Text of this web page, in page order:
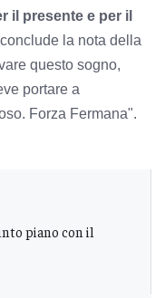
il presente e per il
la nota della
questo sogno,
portare a
Forza Fermana".
piano con il